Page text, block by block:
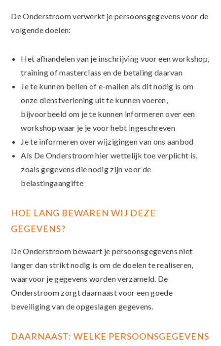
De Onderstroom verwerkt je persoonsgegevens voor de
volgende doelen:
Het afhandelen van je inschrijving voor een workshop,
training of masterclass en de betaling daarvan
Je te kunnen bellen of e-mailen als dit nodig is om
onze dienstverlening uit te kunnen voeren,
bijvoorbeeld om je te kunnen informeren over een
workshop waar je je voor hebt ingeschreven
Je te informeren over wijzigingen van ons aanbod
Als De Onderstroom hier wettelijk toe verplicht is,
zoals gegevens die nodig zijn voor de
belastingaangifte
HOE LANG BEWAREN WIJ DEZE
GEGEVENS?
De Onderstroom bewaart je persoonsgegevens niet
langer dan strikt nodig is om de doelen te realiseren,
waarvoor je gegevens worden verzameld. De
Onderstroom zorgt daarnaast voor een goede
beveiliging van de opgeslagen gegevens.
DAARNAAST: WELKE PERSOONSGEGEVENS